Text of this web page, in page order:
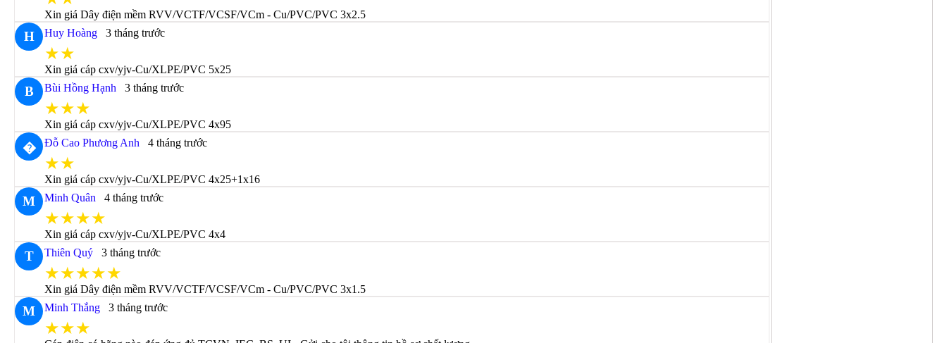
Xin giá Dây điện mềm RVV/VCTF/VCSF/VCm - Cu/PVC/PVC 3x2.5
H Huy Hoàng 3 tháng trước
★★
Xin giá cáp cxv/yjv-Cu/XLPE/PVC 5x25
B Bùi Hồng Hạnh 3 tháng trước
★★★
Xin giá cáp cxv/yjv-Cu/XLPE/PVC 4x95
� Đỗ Cao Phương Anh 4 tháng trước
★★
Xin giá cáp cxv/yjv-Cu/XLPE/PVC 4x25+1x16
M Minh Quân 4 tháng trước
★★★★
Xin giá cáp cxv/yjv-Cu/XLPE/PVC 4x4
T Thiên Quý 3 tháng trước
★★★★★
Xin giá Dây điện mềm RVV/VCTF/VCSF/VCm - Cu/PVC/PVC 3x1.5
M Minh Thắng 3 tháng trước
★★★